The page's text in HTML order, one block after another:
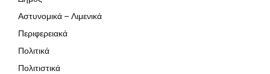
Αστυνομικά – Λιμενικά
Περιφερειακά
Πολιτικά
Πολιτιστικά